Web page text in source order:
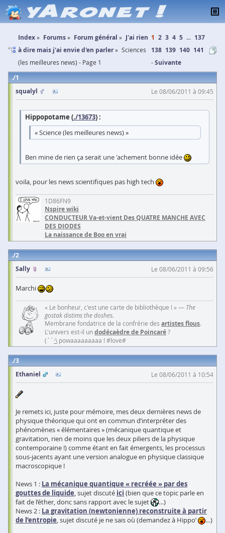
Index Forums Forum général
J'ai rien
à dire mais j'ai envie d'en parler
Sciences
(les meilleures news) - Page 1
1 2 3 4 5 ... 137
138 139 140 141
Suivante
1
squalyl
Le 08/06/2011 à 09:45
Hippopotame (./13673) :
« Science (les meilleures news) »
Ben mine de rien ça serait une 'achement bonne idée
voila, pour les news scientifiques pas high tech
1D86FN9
Nspire wiki
CONDUCTEUR Va-et-vient Des QUATRE MANCHE AVEC
DES DIODES
La naissance de Boo en vrai
2
Sally
Le 08/06/2011 à 09:56
Marchi
« Le bonheur, c'est une carte de bibliothèque ! » — The
gostak distims the doshes.
Membrane fondatrice de la confrérie des artistes flous.
L'univers est-il undodécaèdre de Poincaré?
(``·\ powaaaaaaaaa ! #love#
3
Ethaniel
Le 08/06/2011 à 10:54
Je remets ici, juste pour mémoire, mes deux dernières news de
physique théorique qui ont en commun d’interpréter des
phénomènes « élémentaires » (mécanique quantique et
gravitation, rien de moins que les deux piliers de la physique
contemporaine !) comme étant en fait émergents, les processus
sous-jacents ayant une version analogue en physique classique
macroscopique !
News 1 : La mécanique quantique « recréée » par des
gouttes de liquide, sujet discuté ici (bien que ce topic parle en
fait de l’éther, donc sans rapport avec le sujet
…)
News 2 : La gravitation (newtonienne) reconstruite à partir
de l’entropie, sujet discuté je ne sais où (demandez à Hippo’
…)